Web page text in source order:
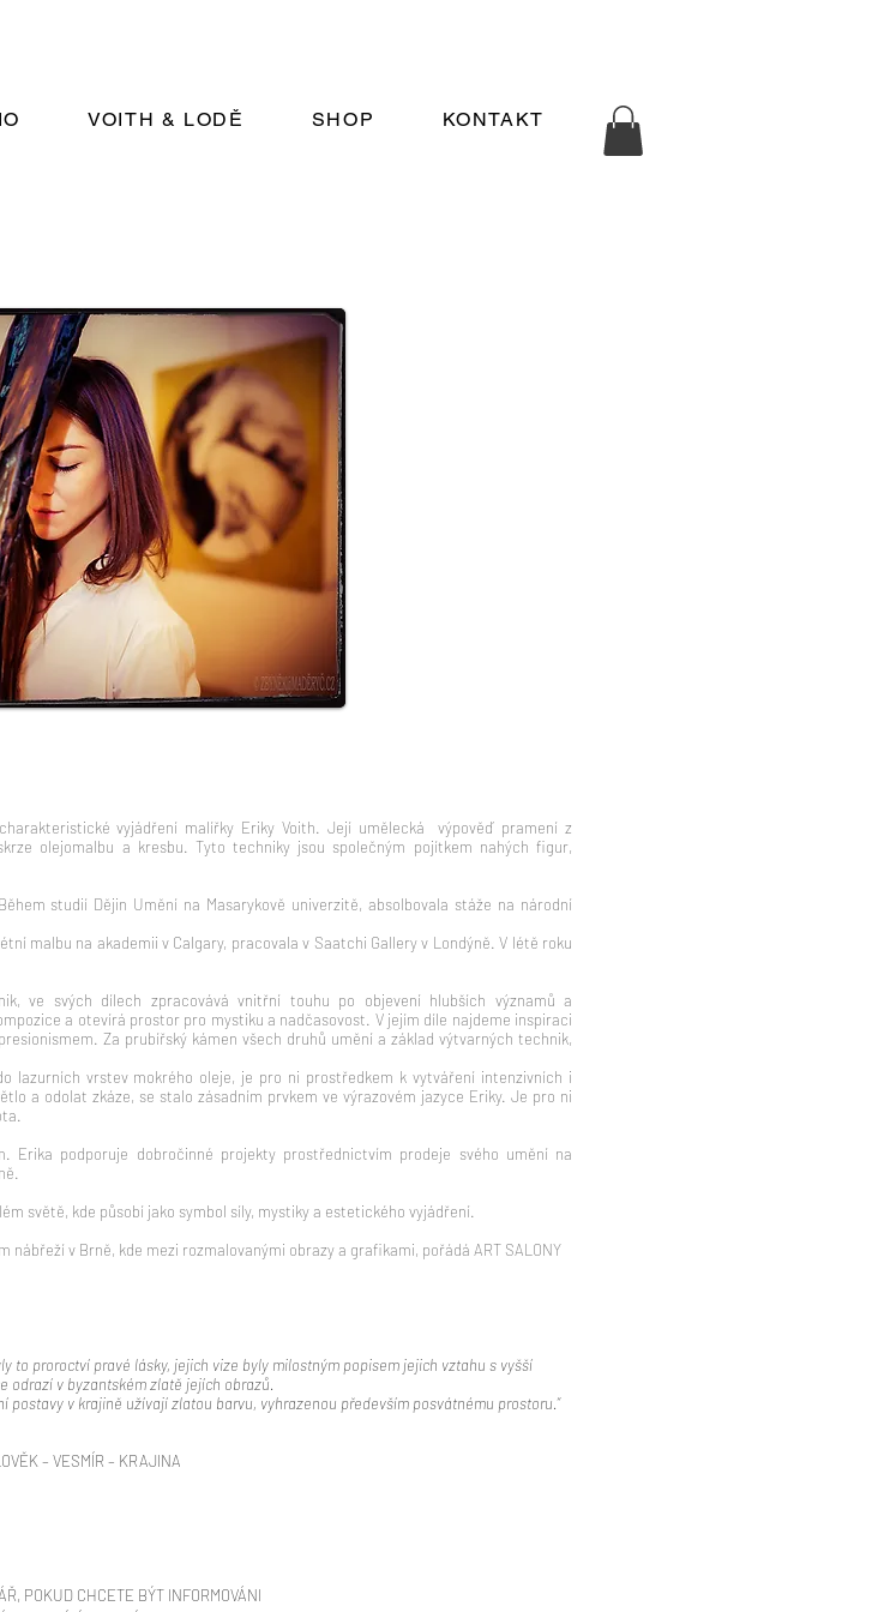
VOITH & LODĚ SHOP KONTAKT
vyjádření malířky Eriky Voith. Její umělecká výpověď pramení z
olejomalbu a kresbu. Tyto techniky jsou společným pojítkem nahých figur,
studií Dějin Umění na Masarykově univerzitě, absolbovala stáže na národní
malbu na akademii v Calgary, pracovala v Saatchi Gallery v Londýně. V létě roku
ve svých dílech zpracovává vnitřní touhu po objevení hlubších významů a
a otevírá prostor pro mystiku a nadčasovost. V jejím díle najdeme inspiraci
Za prubířský kámen všech druhů umění a základ výtvarných technik,
lazurních vrstev mokrého oleje, je pro ni prostředkem k vytváření intenzivních i
a odolat zkáze, se stalo zásadním prvkem ve výrazovém jazyce Eriky. Je pro ni
podporuje dobročinné projekty prostřednictvím prodeje svého umění na
světě, kde působí jako symbol síly, mystiky a estetického vyjádření.
nábřeží v Brně, kde mezi rozmalovanými obrazy a grafikami, pořádá ART SALONY
to proroctví pravé lásky, jejich vize byly milostným popisem jejich vztahu s vyšší
odrazí v byzantském zlatě jejích obrazů.
v krajině užívají zlatou barvu, vyhrazenou především posvátnému prostoru.“
– VESMÍR – KRAJINA
POKUD CHCETE BÝT INFORMOVÁNI